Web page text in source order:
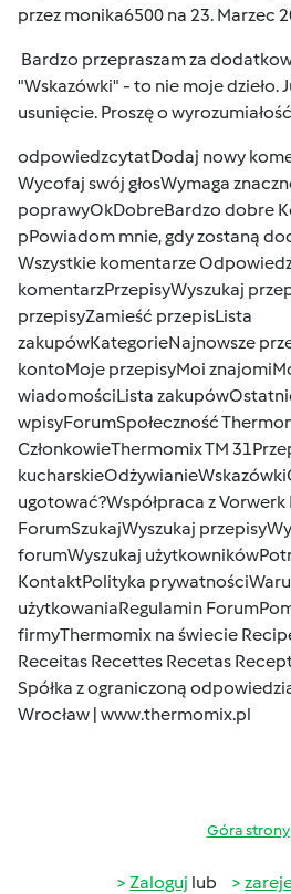
przez monika6500 na 23. Marzec
Bardzo przepraszam za
"Wskazówki" - to nie moje dzieło.
usunięcie. Proszę o wyrozumiałość
odpowiedzcytatDodaj nowy
Wycofaj swój głosWymaga
poprawyOkDobreBardzo dobre
pPowiadom mnie, gdy zostaną
Wszystkie komentarze
komentarzPrzepisyWyszukaj
przepisyZamieść przepisLista
zakupówKategorieNajnowsze
kontoMoje przepisyMoi znajomi
wiadomościLista zakupów
wpisyForumSpołeczność
CzłonkowieThermomix TM 31
kucharskieOdżywianieWskazówki
ugotować?Współpraca z Vorwerk
ForumSzukajWyszukaj przepisy
forumWyszukaj użytkowników
KontaktPolityka prywatności
użytkowaniaRegulamin Forum
firmyThermomix na świecie
Receitas Recettes Recetas
Spółka z ograniczoną
Wrocław | www.thermomix.pl
Góra strony
Zaloguj lub